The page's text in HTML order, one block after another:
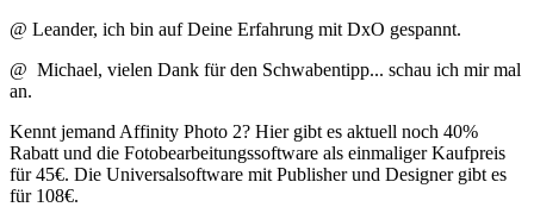
@ Leander, ich bin auf Deine Erfahrung mit DxO gespannt.
@ Michael, vielen Dank für den Schwabentipp... schau ich mir mal
an.
Kennt jemand Affinity Photo 2? Hier gibt es aktuell noch 40%
Rabatt und die Fotobearbeitungssoftware als einmaliger Kaufpreis
für 45€. Die Universalsoftware mit Publisher und Designer gibt es
für 108€.